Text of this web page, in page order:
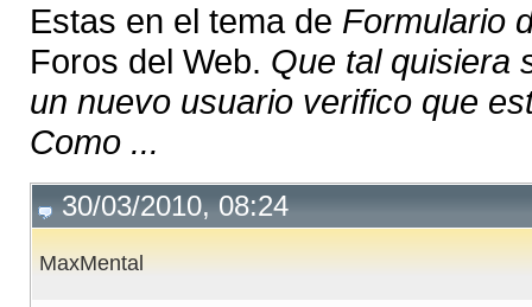
Estas en el tema de Formulario
Foros del Web. Que tal quisiera
un nuevo usuario verifico que
Como ...
30/03/2010, 08:24
MaxMental